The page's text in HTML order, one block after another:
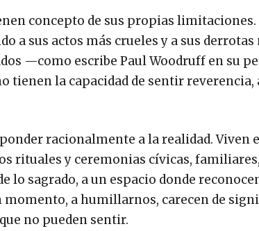
concepto de sus propias
a sus actos más crueles y a sus
—como escribe Paul Woodruff en su
tienen la capacidad de sentir reverencia,
racionalmente a la realidad. Viven
rituales y ceremonias cívicas,
lo sagrado, a un espacio donde
a humillarnos, carecen de
no pueden sentir.